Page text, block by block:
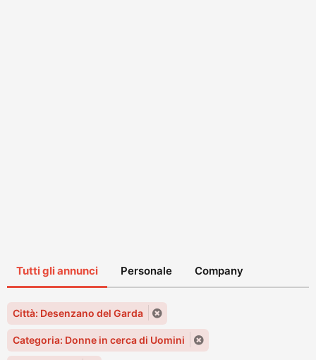
Tutti gli annunci Personale Company
Città: Desenzano del Garda
Categoria: Donne in cerca di Uomini